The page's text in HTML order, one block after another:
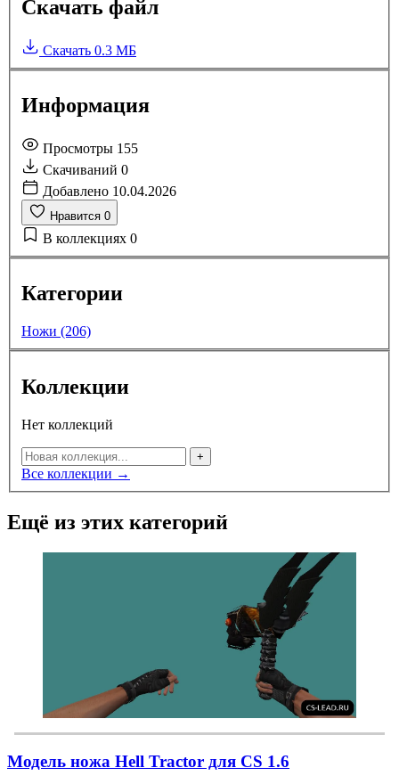
Скачать файл
Скачать 0.3 МБ
Информация
Просмотры 155
Скачиваний 0
Добавлено 10.04.2026
Нравится 0
В коллекциях 0
Категории
Ножи (206)
Коллекции
Нет коллекций
+
Все коллекции →
Ещё из этих категорий
Модель ножа Hell Tractor для CS 1.6